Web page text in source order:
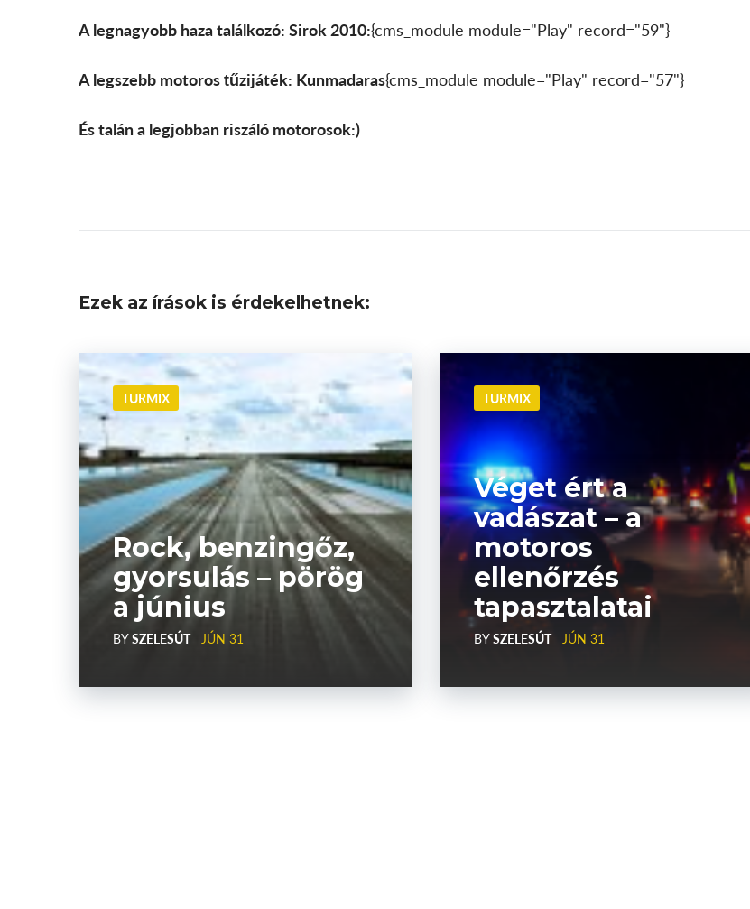
A legnagyobb haza találkozó: Sirok 2010:{cms_module module="Play" record="59"}
A legszebb motoros tűzijáték: Kunmadaras{cms_module module="Play" record="57"}
És talán a legjobban riszáló motorosok:)
Ezek az írások is érdekelhetnek:
TURMIX
Rock, benzingőz,
gyorsulás – pörög
a június
BYSZELESÚT JÚN 31
TURMIX
Véget ért a
vadászat – a
motoros
ellenőrzés
tapasztalatai
BYSZELESÚT JÚN 31